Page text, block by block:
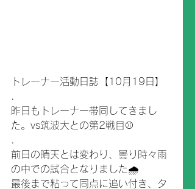
トレーナー活動日誌【10月19日】
昨日もトレーナー帯同してきまし
た。vs筑波大との第2戦目⚾️
前日の晴天とは変わり、曇り時々雨
の中での試合となりました🌧
最後まで粘って同点に追い付き、タ